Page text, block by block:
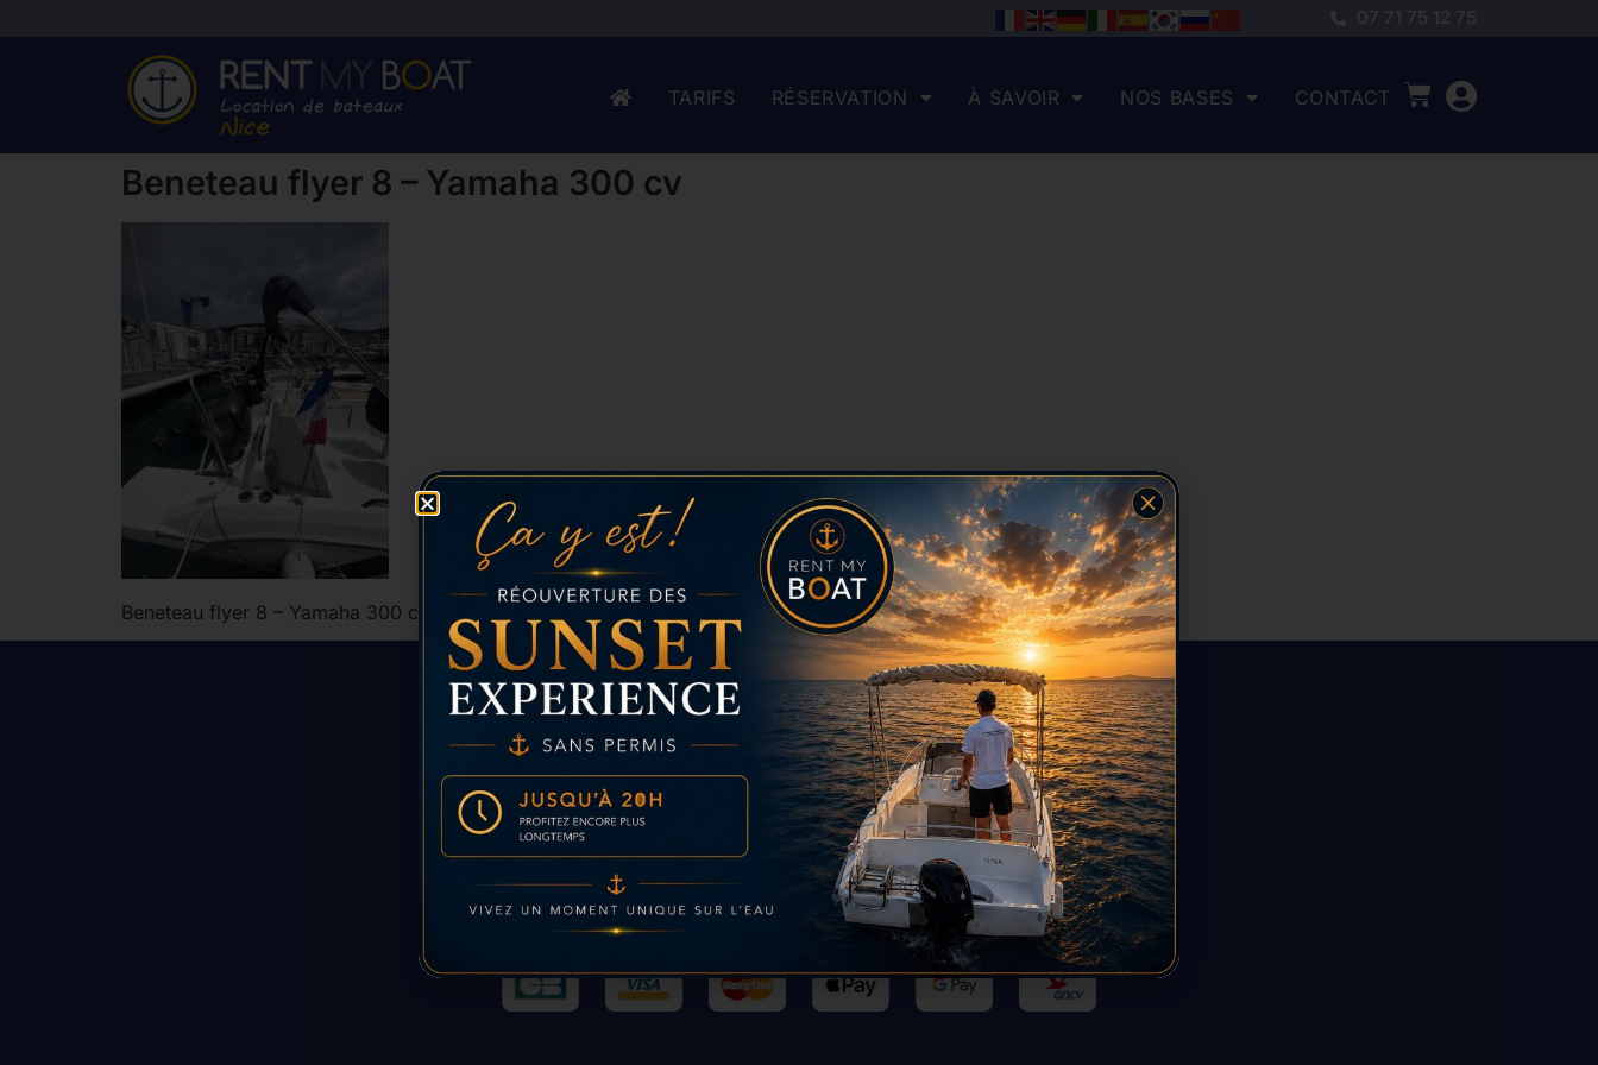
07 71 75 12 75
TARIFS RÉSERVATION À SAVOIR NOS BASES CONTACT
Beneteau flyer 8 – Yamaha 300 cv
Beneteau flyer 8 – Yamaha 300 cv
Paiement sécurisé